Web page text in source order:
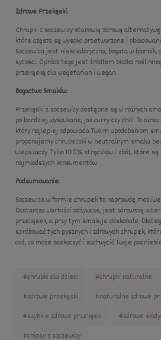
Zdrowe Przekąski:
Chrupki z soczewicy stanowią zdrową
które często są wysoko przetworzone i
Soczewica jest niskokaloryczna, bogata w błonnik,
sytości. Oprócz tego jest źródłem białka
przekąską dla wegetarian i wegan.
Bogactwo Smaków:
Przekąski z soczewicy dostępne są w różnych
po bardziej wyszukane, jak curry czy chili. To
który najlepiej odpowiada Twoim upodobaniom
proponujemychrupeczkiw neutralnym smaku
ulepszaczy. Tylko 100% strączków i zbóż, które
najmłodszych konsumentów.
Podsumowanie:
Soczewica w formie chrupek to naprawdę
Dostarcza wartości odżywcze, jest zdrowszą
przekąsek, a przy tym smakuje doskonale.
spróbować tych pysznych i zdrowych chrupek,
coś, co może zaskoczyć i zachwycić Twoje
#chrupki dla dzieci #chrupki naturalne
#zdrowe przekąski
#naturalne zdrowe
#szybkie zdrowe przekąski
#zdrowe
#chipsy z soczewicy